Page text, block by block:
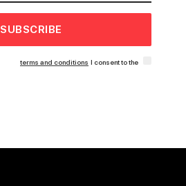
SUBSCRIBE
I consent to the
terms and conditions